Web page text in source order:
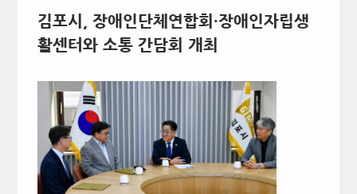
김포시, 장애인단체연합회·장애인자립생
활센터와 소통 간담회 개최